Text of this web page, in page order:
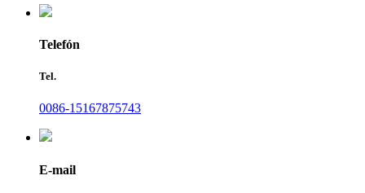
Telefón
Tel.
0086-15167875743
E-mail